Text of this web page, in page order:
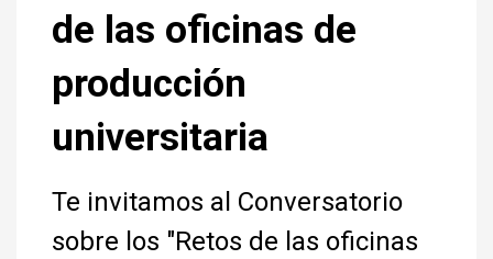
de las oficinas de
producción
universitaria
Te invitamos al Conversatorio
sobre los "Retos de las oficinas